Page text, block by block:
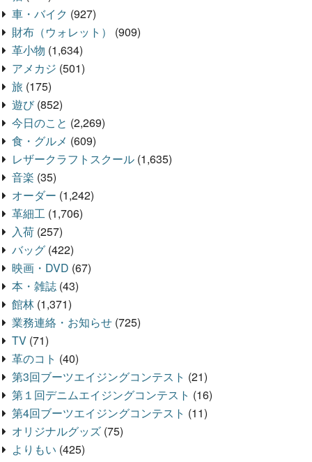
車・バイク (927)
財布（ウォレット）
(909)
革小物 (1,634)
アメカジ (501)
旅 (175)
遊び(852)
今日のこと (2,269)
食・グルメ (609)
レザークラフトスクール (1,635)
音楽 (35)
オーダー (1,242)
革細工 (1,706)
入荷 (257)
バッグ (422)
映画・DVD (67)
本・雑誌 (43)
館林 (1,371)
業務連絡・お知らせ (725)
TV (71)
革のコト (40)
第3回ブーツエイジングコンテスト (21)
第１回デニムエイジングコンテスト (16)
第4回ブーツエイジングコンテスト (11)
オリジナルグッズ (75)
よりもい (425)